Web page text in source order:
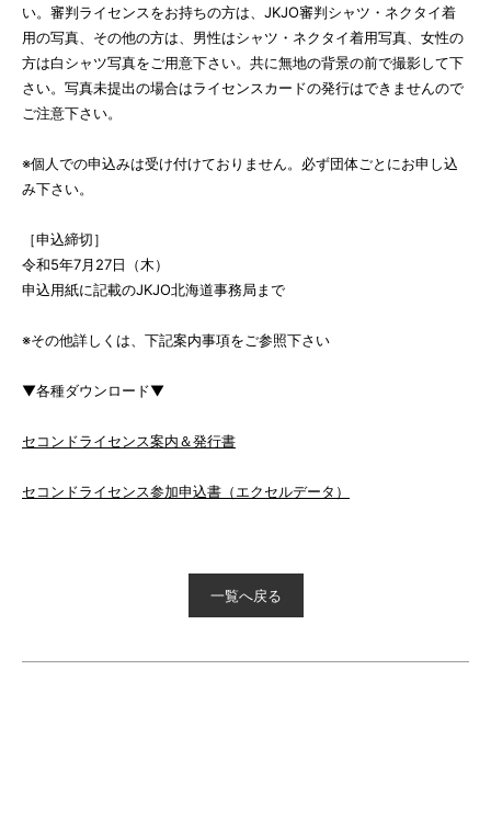
い。審判ライセンスをお持ちの方は、JKJO審判シャツ・ネクタイ着
用の写真、その他の方は、男性はシャツ・ネクタイ着用写真、女性の
方は白シャツ写真をご用意下さい。共に無地の背景の前で撮影して下
さい。写真未提出の場合はライセンスカードの発行はできませんので
ご注意下さい。
※個人での申込みは受け付けておりません。必ず団体ごとにお申し込
み下さい。
［申込締切］
令和5年7月27日（木）
申込用紙に記載のJKJO北海道事務局まで
※その他詳しくは、下記案内事項をご参照下さい
▼各種ダウンロード▼
セコンドライセンス案内＆発行書
セコンドライセンス参加申込書（エクセルデータ）
一覧へ戻る